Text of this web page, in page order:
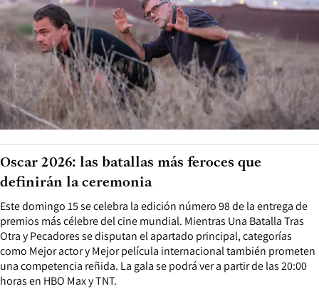
Este domingo 15 se celebra la edición número 98 de la entrega de
premios más célebre del cine mundial. Mientras Una Batalla Tras
Otra y Pecadores se disputan el apartado principal, categorías
como Mejor actor y Mejor película internacional también prometen
una competencia reñida. La gala se podrá ver a partir de las 20:00
horas en HBO Max y TNT.
Oscar 2026: las batallas más feroces que
definirán la ceremonia